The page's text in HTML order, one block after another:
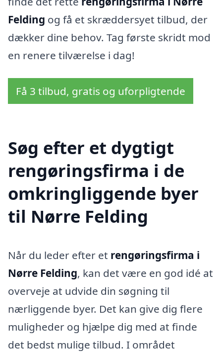
Felding og få et skræddersyet tilbud, der
dækker dine behov. Tag første skridt mod
en renere tilværelse i dag!
Få 3 tilbud, gratis og uforpligtende
Søg efter et dygtigt
rengøringsfirma i de
omkringliggende byer
til Nørre Felding
Når du leder efter et rengøringsfirma i
Nørre Felding, kan det være en god idé at
overveje at udvide din søgning til
nærliggende byer. Det kan give dig flere
muligheder og hjælpe dig med at finde
det bedst mulige tilbud. I området